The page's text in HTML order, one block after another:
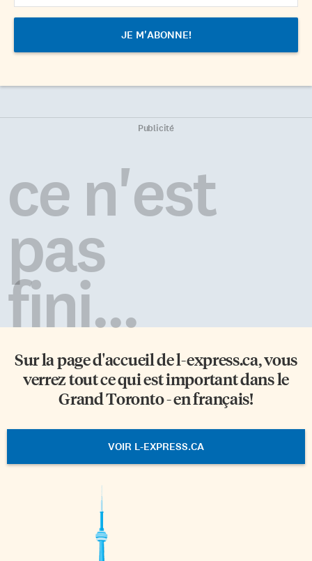
Publicité
ce n'est
pas
fini...
Sur la page d'accueil del-express.ca, vous
verrez tout ce qui est important dans le
Grand Toronto - en français!
VOIR L-EXPRESS.CA